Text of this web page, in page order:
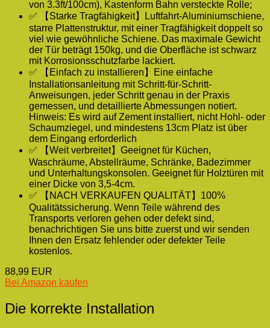
von 3.3ft/100cm), Kastenform Bahn versteckte Rolle;
✅ 【Starke Tragfähigkeit】Luftfahrt-Aluminiumschiene,
starre Plattenstruktur, mit einer Tragfähigkeit doppelt so
viel wie gewöhnliche Schiene. Das maximale Gewicht
der Tür beträgt 150kg, und die Oberfläche ist schwarz
mit Korrosionsschutzfarbe lackiert.
✅ 【Einfach zu installieren】Eine einfache
Installationsanleitung mit Schritt-für-Schritt-
Anweisungen, jeder Schritt genau in der Praxis
gemessen, und detaillierte Abmessungen notiert.
Hinweis: Es wird auf Zement installiert, nicht Hohl- oder
Schaumziegel, und mindestens 13cm Platz ist über
dem Eingang erforderlich
✅ 【Weit verbreitet】Geeignet für Küchen,
Waschräume, Abstellräume, Schränke, Badezimmer
und Unterhaltungskonsolen. Geeignet für Holztüren mit
einer Dicke von 3,5-4cm.
✅ 【NACH VERKAUFEN QUALITÄT】100%
Qualitätssicherung. Wenn Teile während des
Transports verloren gehen oder defekt sind,
benachrichtigen Sie uns bitte zuerst und wir senden
Ihnen den Ersatz fehlender oder defekter Teile
kostenlos.
88,99 EUR
Bei Amazon kaufen
Die korrekte Installation